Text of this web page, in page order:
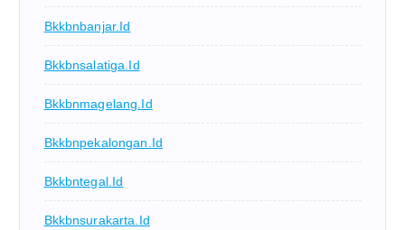
Bkkbnbanjar.id
Bkkbnsalatiga.id
Bkkbnmagelang.id
Bkkbnpekalongan.id
Bkkbntegal.id
Bkkbnsurakarta.id